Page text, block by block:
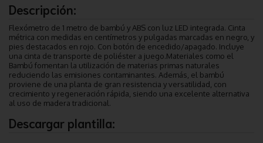
Descripción:
Flexómetro de 1 metro de bambú y ABS con luz LED integrada. Cinta
métrica con medidas en centímetros y pulgadas marcadas en negro, y
pies destacados en rojo. Con botón de encedido/apagado. Incluye
una cinta de transporte de poliéster a juego.Materiales como el
Bambú fomentan la utilización de materias primas naturales
reduciendo las emisiones contaminantes. Además, el bambú
proviene de una planta de gran resistencia y versatilidad, con
crecimiento y regeneración rápida, siendo una excelente alternativa
al uso de madera tradicional.
Descargar plantilla: